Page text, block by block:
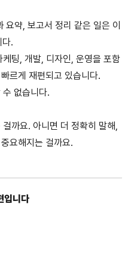
약, 보고서 정리 같은 일은 이
.
팅, 개발, 디자인, 운영을 포함
르게 재편되고 있습니다.
없습니다.
까요. 아니면 더 정확히 말해,
요해지는 걸까요.
입니다